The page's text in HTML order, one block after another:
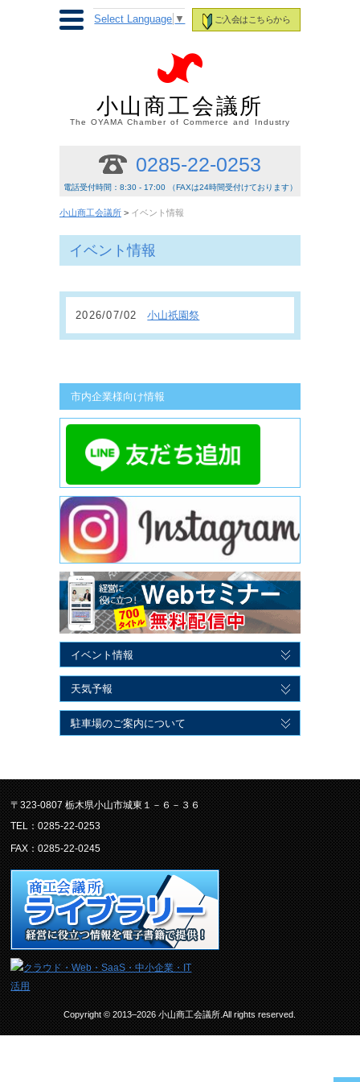
ご入会はこちらから
Select Language ▼
小山商工会議所
The OYAMA Chamber of Commerce and Industry
0285-22-0253
電話受付時間：8:30 - 17:00 （FAXは24時間受付けております）
小山商工会議所 > イベント情報
イベント情報
2026/07/02 小山祇園祭
市内企業様向け情報
イベント情報
天気予報
駐車場のご案内について
〒323-0807 栃木県小山市城東１－６－３６
TEL：0285-22-0253
FAX：0285-22-0245
Copyright © 2013–2026 小山商工会議所.All rights reserved.